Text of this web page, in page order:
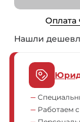
Оплата
Нашли
Работаем